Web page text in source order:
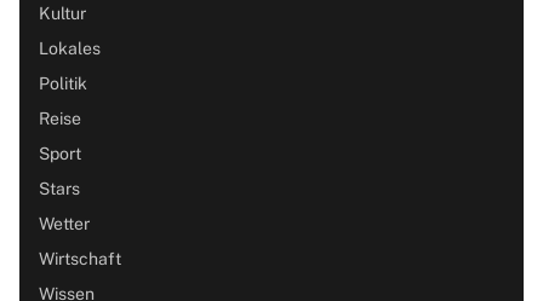
Kultur
Lokales
Politik
Reise
Sport
Stars
Wetter
Wirtschaft
Wissen